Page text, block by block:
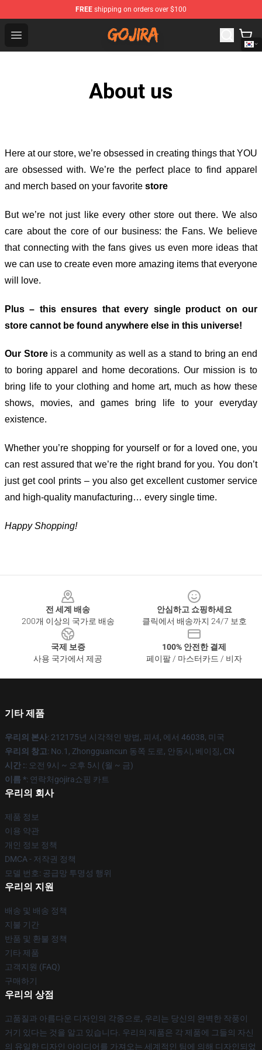
FREE shipping on orders over $100
Open menu
Gojira Shop - Official Gojira Merchandise Store
About us
Here at our store, we’re obsessed in creating things that YOU
are obsessed with. We’re the perfect place to find apparel
and merch based on your favorite store
But we’re not just like every other store out there. We also
care about the core of our business: the Fans. We believe
that connecting with the fans gives us even more ideas that
we can use to create even more amazing items that everyone
will love.
Plus – this ensures that every single product on our
store cannot be found anywhere else in this universe!
Our Storeis a community as well as a stand to bring an end
to boring apparel and home decorations. Our mission is to
bring life to your clothing and home art, much as how these
shows, movies, and games bring life to your everyday
existence.
Whether you’re shopping for yourself or for a loved one, you
can rest assured that we’re the right brand for you. You don’t
just get cool prints – you also get excellent customer service
and high-quality manufacturing… every single time.
Happy Shopping!
전 세계 배송
200개 이상의 국가로 배송
안심하고 쇼핑하세요
클릭에서 배송까지 24/7 보호
국제 보증
사용 국가에서 제공
100% 안전한 결제
페이팔 / 마스터카드 / 비자
기타 제품
우리의 본사: 212175년 시각적인 방법, 피셔, 에서 46038, 미국
우리의 창고: No.1, Zhongguancun 동쪽 도로, 안동시, 베이징, CN
시간 :: 오전 9시 ~ 오후 5시 (월 ~ 금)
이름 *: 연락처gojira쇼핑 카트
우리의 회사
제품 정보
이용 약관
개인 정보 정책
DMCA - 저작권 정책
모델 번호: 공급망 투명성 행위
우리의 지원
배송 및 배송 정책
지불 기간
반품 및 환불 정책
기타 제품
고객지원 (FAQ)
구매하기
우리의 상점
고품질과 아름다운 디자인의 각종으로, 우리는 당신의 완벽한 작풍이
거기 있다는 것을 알고 있습니다. 우리의 제품은 각 제품에 그들의 자신
의 유일한 디자인 아이디어를 가져오는 세계적인 팀에 의해 디자인되었